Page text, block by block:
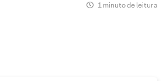
1 minuto de leitura